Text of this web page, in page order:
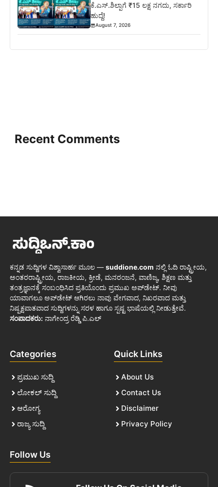
ಕೆ.ಎಸ್.ಶಿಲ್ಪಾಗೆ ₹15 ಲಕ್ಷ ನಗದು, ಸರ್ಕಾರಿ
ಹುದ್ದೆ!
August 7, 2026
Recent Comments
ಕನ್ನಡ ಸುದ್ದಿಗಳ ವಿಶ್ವಾಸಾರ್ಹ ಮೂಲ — suddione.com ನಲ್ಲಿ ಓದಿ ರಾಷ್ಟ್ರೀಯ,
ಅಂತರರಾಷ್ಟ್ರೀಯ, ರಾಜಕೀಯ, ಕ್ರೀಡೆ, ಮನರಂಜನೆ, ವಾಣಿಜ್ಯ, ಶಿಕ್ಷಣ ಮತ್ತು
ತಂತ್ರಜ್ಞಾನಕ್ಕೆ ಸಂಬಂಧಿಸಿದ ಪ್ರತಿಯೊಂದು ಪ್ರಮುಖ ಅಪ್‌ಡೇಟ್. ನೀವು
ಯಾವಾಗಲೂ ಅಪ್‌ಡೇಟ್ ಆಗಿರಲು ನಾವು ವೇಗವಾದ, ನಿಖರವಾದ ಮತ್ತು
ನಿಷ್ಪಕ್ಷಪಾತವಾದ ಸುದ್ದಿಗಳನ್ನು ಸರಳ ಹಾಗೂ ಸ್ಪಷ್ಟ ಭಾಷೆಯಲ್ಲಿ ನೀಡುತ್ತೇವೆ.
ಸಂಪಾದಕರು: ನಾಗೇಂದ್ರ ರೆಡ್ಡಿ ಪಿ.ಎಲ್
Categories
ಪ್ರಮುಖ ಸುದ್ದಿ
ಲೋಕಲ್ ಸುದ್ದಿ
ಆರೋಗ್ಯ
ರಾಜ್ಯ ಸುದ್ದಿ
Quick Links
About Us
Contact Us
Disclaimer
Privacy Policy
Follow Us